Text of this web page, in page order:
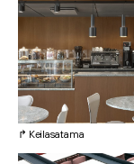
↱ Keilasatama